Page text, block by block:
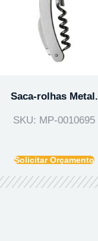
Saca-rolhas Metal.
SKU: MP-0010695
Solicitar Orçamento